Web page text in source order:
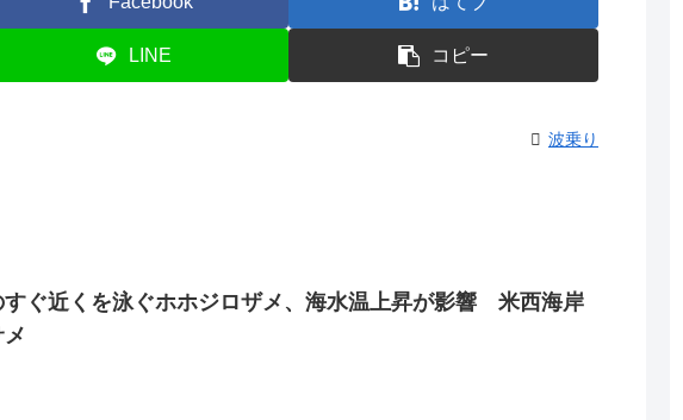
LINE コピー
波乗り
すぐ近くを泳ぐホホジロザメ、海水温上昇が影響 米西海岸